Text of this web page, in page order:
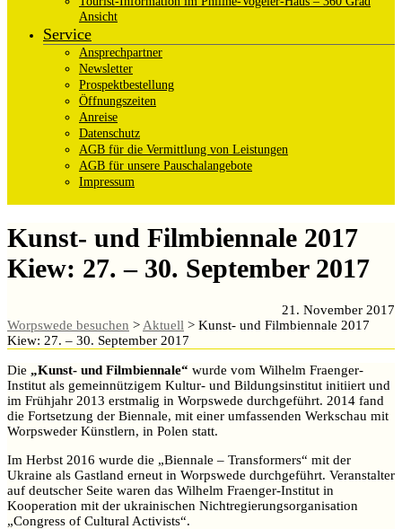
Ansicht
Service
Ansprechpartner
Newsletter
Prospektbestellung
Öffnungszeiten
Anreise
Datenschutz
AGB für die Vermittlung von Leistungen
AGB für unsere Pauschalangebote
Impressum
Kunst- und Filmbiennale 2017
Kiew: 27. – 30. September 2017
21. November 2017
Worpswede besuchen > Aktuell > Kunst- und Filmbiennale 2017
Kiew: 27. – 30. September 2017
Die „Kunst- und Filmbiennale“ wurde vom Wilhelm Fraenger-
Institut als gemeinnützigem Kultur- und Bildungsinstitut initiiert und
im Frühjahr 2013 erstmalig in Worpswede durchgeführt. 2014 fand
die Fortsetzung der Biennale, mit einer umfassenden Werkschau mit
Worpsweder Künstlern, in Polen statt.
Im Herbst 2016 wurde die „Biennale – Transformers“ mit der
Ukraine als Gastland erneut in Worpswede durchgeführt. Veranstalter
auf deutscher Seite waren das Wilhelm Fraenger-Institut in
Kooperation mit der ukrainischen Nichtregierungsorganisation
„Congress of Cultural Activists“.